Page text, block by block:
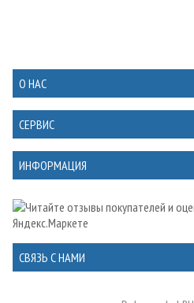
О НАС
СЕРВИС
ИНФОРМАЦИЯ
СВЯЗЬ С НАМИ